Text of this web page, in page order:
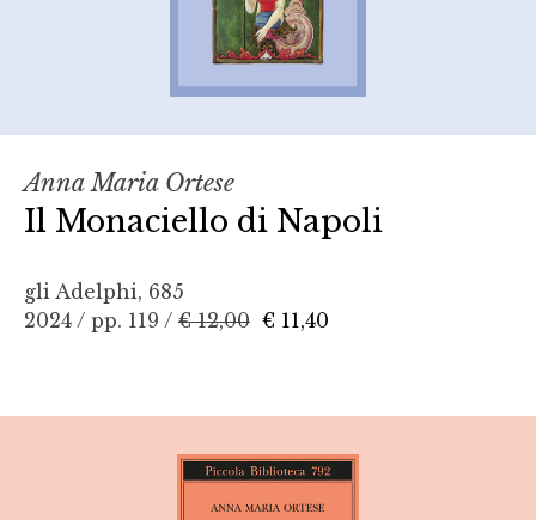
Anna Maria Ortese
Il Monaciello di Napoli
gli Adelphi, 685
2024 / pp. 119 / € 12,00 € 11,40